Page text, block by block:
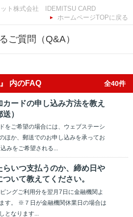
ホームページTOPに戻る
ご質問（Q&A）
内のFAQ 全40件
ードの申し込み方法を教え
）
をご希望の場合には、ウェブステーシ
ほか、郵送でのお申し込みを承ってお
みをご希望される...
らいつ支払うのか、締め日や
いて教えてください。
ングご利用分を翌月7日に金融機関よ
す。 ※７日が金融機関休業日の場合は
となります...